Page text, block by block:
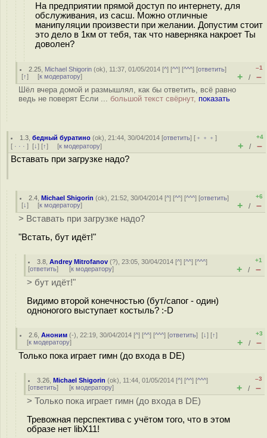
На предприятии прямой доступ по интернету, для
обслуживания, из сасш. Можно отличные
манипуляции произвести при желании. Допустим стоит
это дело в 1км от тебя, так что наверняка накроет Ты
доволен?
2.25 Michael Shigorin (ok), 11:37, 01/05/2014 [^] [^^] [^^^] [ответить]
[↑] [к модератору]
–1
+ / –
Шёл вчера домой и размышлял, как бы ответить, всё равно
ведь не поверят Если ... большой текст свёрнут, показать
1.3 ,бедный буратино (ok), 21:44, 30/04/2014 [ответить] [ ﹢﹢﹢]
[ · · · ] [↓] [↑] [к модератору]
+4
+ / –
Вставать при загрузке надо?
2.4 ,Michael Shigorin (ok), 21:52, 30/04/2014 [^] [^^] [^^^] [ответить]
[↓] [к модератору]
+6
+ / –
> Вставать при загрузке надо?
"Встать, бут идёт!"
3.8 ,Andrey Mitrofanov (?), 23:05, 30/04/2014 [^] [^^] [^^^]
[ответить] [к модератору]
+1
+ / –
> бут идёт!"
Видимо второй конечностью (бут/сапог - один)
одноногого выступает костыль? :-D
2.6 ,Аноним (-), 22:19, 30/04/2014 [^] [^^] [^^^] [ответить][↓] [↑]
[к модератору]
+3
+ / –
Только пока играет гимн (до входа в DE)
3.26 ,Michael Shigorin (ok), 11:44, 01/05/2014 [^] [^^] [^^^]
[ответить] [к модератору]
–3
+ / –
> Только пока играет гимн (до входа в DE)
Тревожная перспектива с учётом того, что в этом
образе нет libX11!